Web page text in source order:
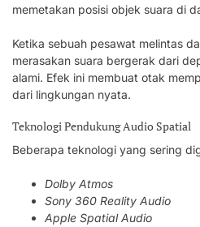
memetakan posisi objek suara di
Ketika sebuah pesawat melintas
merasakan suara bergerak dari
alami. Efek ini membuat otak
dari lingkungan nyata.
Teknologi Pendukung Audio Spatial
Beberapa teknologi yang sering
Dolby Atmos
Sony 360 Reality Audio
Apple Spatial Audio